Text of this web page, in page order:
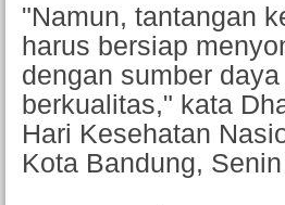
"Namun, tantangan
harus bersiap
dengan sumber
berkualitas," kata
Hari Kesehatan
Kota Bandung,